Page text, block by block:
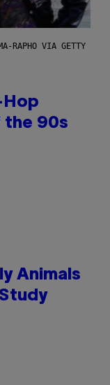
RAPHO VIA GETTY
the 90s
Animals